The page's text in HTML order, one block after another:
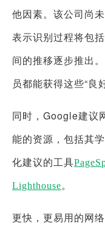
他因素。该公司尚
表示识别过程将包
间的推移逐步推出
员都能获得这些“良
同时，Google建议
能的资源，包括其
化建议的工具
Lighthouse。
更快，更易用的网